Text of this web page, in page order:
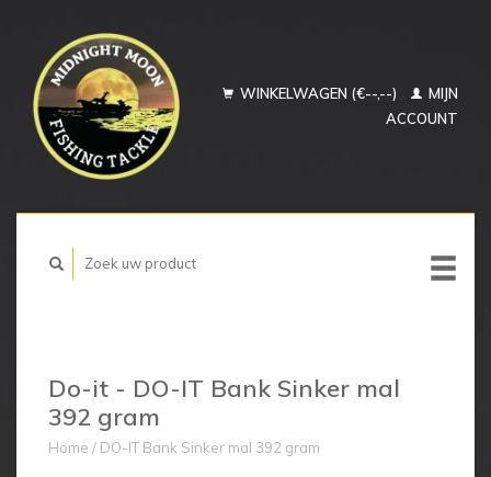
WINKELWAGEN (€--,--)
MIJN
ACCOUNT
Do-it - DO-IT Bank Sinker mal
392 gram
Home / DO-IT Bank Sinker mal 392 gram